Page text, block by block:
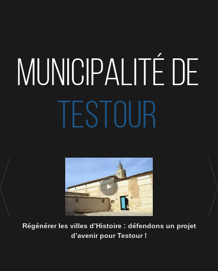
MUNICIPALITÉ DE
TESTOUR
Régénérer les villes d’Histoire : défendons un projet
d’avenir pour Testour !